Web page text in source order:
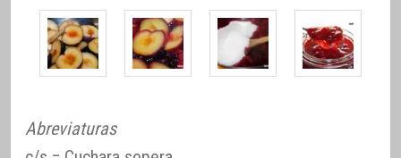
Abreviaturas